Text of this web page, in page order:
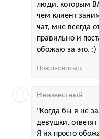
люди, которым
чем клиент
чат, мне всегда
правильно и
обожаю за это. :)
Пожаловаться
"Когда бы я не
девушки,
Я их просто
Неизвестный